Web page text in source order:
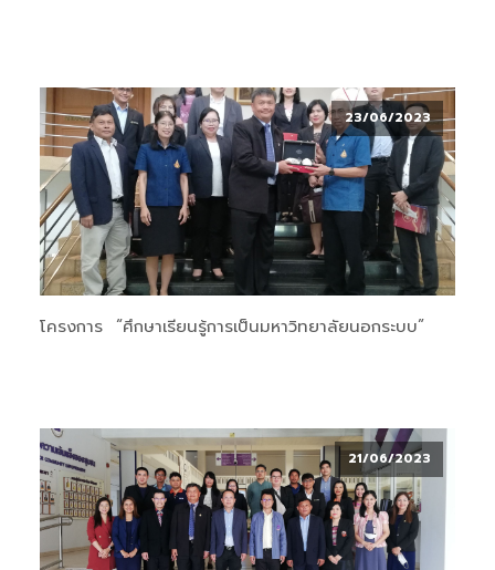
23/06/2023
โครงการ “ศึกษาเรียนรู้การเป็นมหาวิทยาลัยนอกระบบ”
21/06/2023